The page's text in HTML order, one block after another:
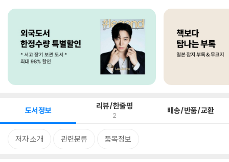
도서정보 리뷰/한줄평
2 배송/반품/교환
저자 소개 관련분류 품목정보